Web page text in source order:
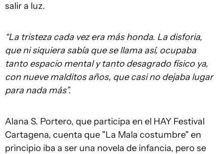
salir a luz.
“La tristeza cada vez era más honda. La disforia,
que ni siquiera sabía que se llama así, ocupaba
tanto espacio mental y tanto desagrado físico ya,
con nueve malditos años, que casi no dejaba lugar
para nada más”.
Alana S. Portero, que participa en el HAY Festival
Cartagena, cuenta que "La Mala costumbre" en
principio iba a ser una novela de infancia, pero se